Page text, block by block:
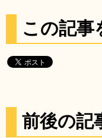
この記事
前後の記